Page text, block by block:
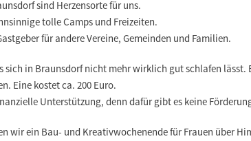
sind Herzensorte für uns.
tolle Camps und Freizeiten.
für andere Vereine, Gemeinden und Familien.
sich in Braunsdorf nicht mehr wirklich gut schlafen
Eine kostet ca. 200 Euro.
Unterstützung, denn dafür gibt es keine
wir ein Bau- und Kreativwochenende für Frauen über